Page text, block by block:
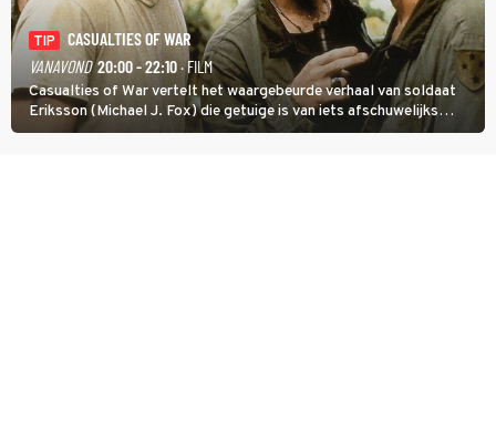
TIP
CASUALTIES OF WAR
VANAVOND 20:00 - 22:10· FILM
Casualties of War vertelt het waargebeurde verhaal van soldaat
Eriksson (Michael J. Fox) die getuige is van iets afschuwelijks
tijdens de Vietnamoorlog. Hij besluit uit de school te klappen.